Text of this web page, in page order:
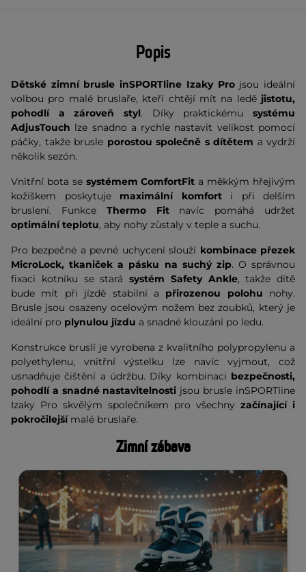
Popis
Dětské zimní brusle inSPORTline Izaky Projsou ideální
volbou pro malé bruslaře, kteří chtějí mít na ledě jistotu,
pohodlí a zároveň styl. Díky praktickému systému
AdjusTouch lze snadno a rychle nastavit velikost pomocí
páčky, takže brusle porostou společně s dítětem a vydrží
několik sezón.
Vnitřní bota se systémem ComfortFit a měkkým hřejivým
kožíškem poskytuje maximální komfort i při delším
bruslení. Funkce Thermo Fit navíc pomáhá udržet
optimální teplotu, aby nohy zůstaly v teple a suchu.
Pro bezpečné a pevné uchycení slouží kombinace přezek
MicroLock, tkaniček a pásku na suchý zip. O správnou
fixaci kotníku se stará systém Safety Ankle, takže dítě
bude mít při jízdě stabilní a přirozenou polohu nohy.
Brusle jsou osazeny ocelovým nožem bez zoubků, který je
ideální pro plynulou jízdu a snadné klouzání po ledu.
Konstrukce bruslí je vyrobena z kvalitního polypropylenu a
polyethylenu, vnitřní výstelku lze navíc vyjmout, což
usnadňuje čištění a údržbu. Díky kombinaci bezpečnosti,
pohodlí a snadné nastavitelnosti jsou brusle inSPORTline
Izaky Pro skvělým společníkem pro všechny začínající i
pokročilejší malé bruslaře.
Zimní zábava